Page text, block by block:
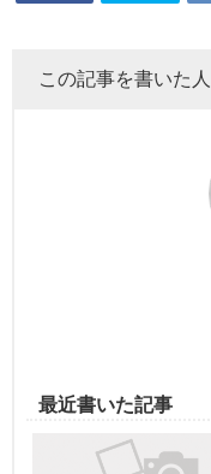
この記事を書いた人
最近書いた記事